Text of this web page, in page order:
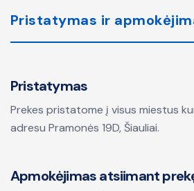
Pristatymas ir
Pristatymas
Prekes pristatome į visus miestus
adresu Pramonės 19D, Šiauliai.
Apmokėjimas atsiimant